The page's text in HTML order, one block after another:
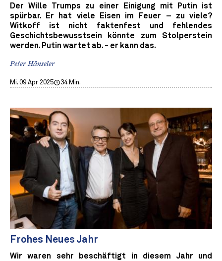
Der Wille Trumps zu einer Einigung mit Putin ist
spürbar. Er hat viele Eisen im Feuer – zu viele?
Witkoff ist nicht faktenfest und fehlendes
Geschichtsbewusstsein könnte zum Stolperstein
werden. Putin wartet ab. - er kann das.
Peter Hänseler
Mi. 09 Apr 2025 34 Min.
Frohes Neues Jahr
Wir waren sehr beschäftigt in diesem Jahr und